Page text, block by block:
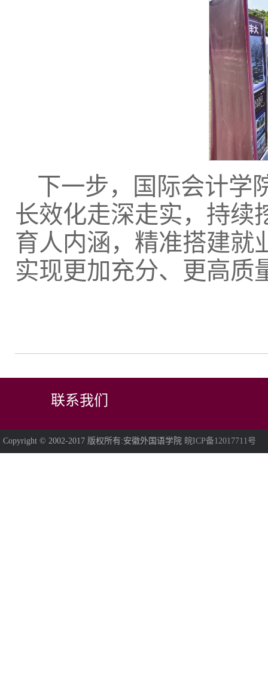
下一步，国际会计学
长效化走深走实，持续
育人内涵，精准搭建就
实现更加充分、更高质
联系我们
Copyright © 2002-2017 版权所有:安徽外国语学院 皖ICP备12017711号